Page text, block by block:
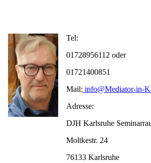
Tel:
01728956112 oder
01721400851
Mail: info@Mediator-in-
Adresse:
DJH Karlsruhe
Moltkestr. 24
76133 Karlsruhe